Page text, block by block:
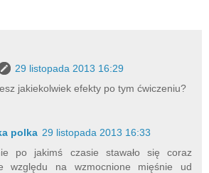
29 listopada 2013 16:29
jakiekolwiek efekty po tym ćwiczeniu?
polka 29 listopada 2013 16:33
po jakimś czasie stawało się coraz
względu na wzmocnione mięśnie ud